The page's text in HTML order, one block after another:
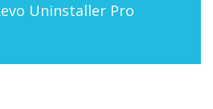
Uninstaller Pro